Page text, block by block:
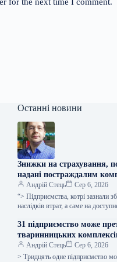
Останні новини
Знижки на страхування,
надані постраждалим
Андрій Стець
Сер 6, 2026
“> Підприємства, котрі зазнали
наслідків втрат, а саме на
31 підприємство може
тваринницьких
Андрій Стець
Сер 6, 2026
> Тридцять одне підприємство